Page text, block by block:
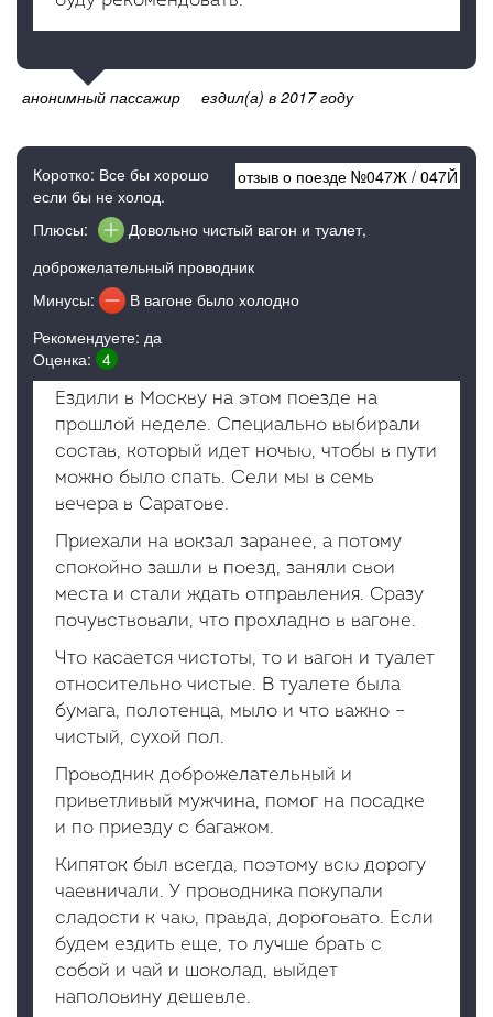
анонимный пассажир ездил(а) в 2017 году
отзыв о поезде №047Ж / 047Й
Коротко: Все бы хорошо
если бы не холод.
Плюсы:
Довольно чистый вагон и туалет,
доброжелательный проводник
Минусы:
В вагоне было холодно
Рекомендуете: да
Оценка: 4
Ездили в Москву на этом поезде на
прошлой неделе. Специально выбирали
состав, который идет ночью, чтобы в пути
можно было спать. Сели мы в семь
вечера в Саратове.
Приехали на вокзал заранее, а потому
спокойно зашли в поезд, заняли свои
места и стали ждать отправления. Сразу
почувствовали, что прохладно в вагоне.
Что касается чистоты, то и вагон и туалет
относительно чистые. В туалете была
бумага, полотенца, мыло и что важно –
чистый, сухой пол.
Проводник доброжелательный и
приветливый мужчина, помог на посадке
и по приезду с багажом.
Кипяток был всегда, поэтому всю дорогу
чаевничали. У проводника покупали
сладости к чаю, правда, дороговато. Если
будем ездить еще, то лучше брать с
собой и чай и шоколад, выйдет
наполовину дешевле.